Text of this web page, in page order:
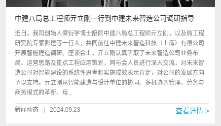
中建八局总工程师亓立刚一行到中建未来智造公司调研指导
近日，我司创始人梁衍学博士陪同中建八局总工程师亓立刚，以及局工程
研究院专家彭建等一行人，共同前往中建未来智造科技（上海）有限公司
开展智能建造调研。座谈会上，亓立刚认真听取了未来智造公司业务布
局、运营思路及重点工程应用策划，同与会人员进行深入交流，对未来智
造公司对智能建设的系统性思考和实施成效表示肯定，对公司的发展方向
予以支持。亓立刚从智能建造与设计单位的协同、多机协调管理、劳务与
商务模式的革新、母...
新闻动态 2024.09.23 查看详情 >